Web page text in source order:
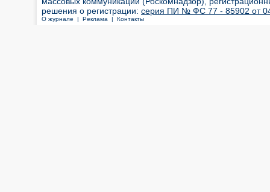
решения о регистрации: серия ПИ № ФС 77 - 85902 от 04
О журнале | Реклама | Контакты